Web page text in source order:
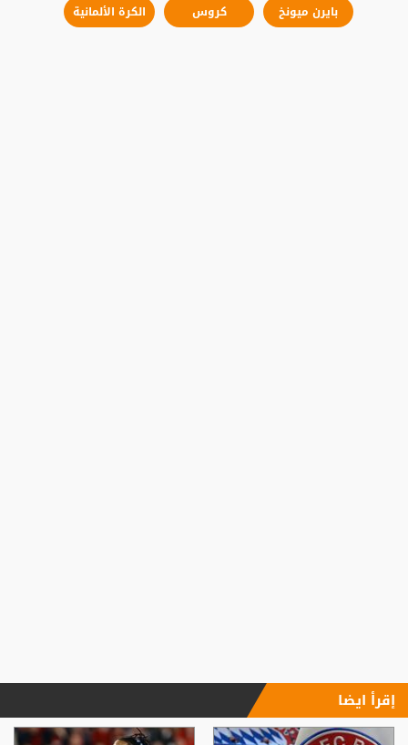
بايرن ميونخ كروس الكرة الألمانية
إقرأ ايضا